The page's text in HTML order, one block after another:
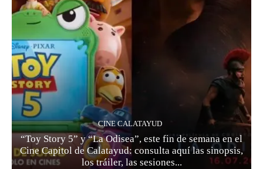
CINE CALATAYUD
“Toy Story 5” y “La Odisea”, este fin de semana en el
Cine Capitol de Calatayud: consulta aquí las sinopsis,
los tráiler, las sesiones...